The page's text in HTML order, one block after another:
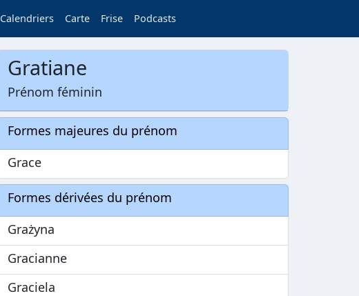
Calendriers Carte Frise Podcasts
Gratiane
Prénom féminin
Formes majeures du prénom
Grace
Formes dérivées du prénom
Grażyna
Gracianne
Graciela